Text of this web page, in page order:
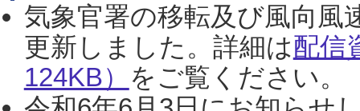
気象官署の移転及び風向風
更新しました。詳細は配信
124KB） をご覧ください。